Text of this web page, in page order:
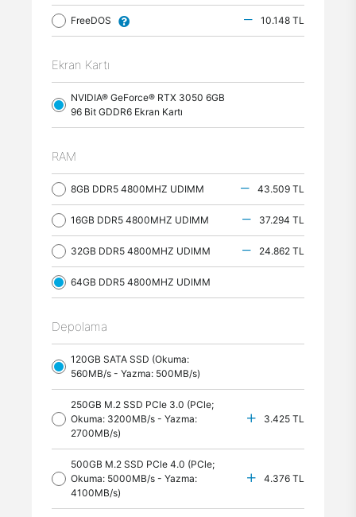
FreeDOS 10.148 TL
Ekran Kartı
NVIDIA® GeForce® RTX 3050 6GB
96 Bit GDDR6 Ekran Kartı
RAM
8GB DDR5 4800MHZ UDIMM 43.509 TL
16GB DDR5 4800MHZ UDIMM 37.294 TL
32GB DDR5 4800MHZ UDIMM 24.862 TL
64GB DDR5 4800MHZ UDIMM
Depolama
120GB SATA SSD (Okuma:
560MB/s - Yazma: 500MB/s)
250GB M.2 SSD PCle 3.0 (PCle;
Okuma: 3200MB/s - Yazma:
2700MB/s)
3.425 TL
500GB M.2 SSD PCle 4.0 (PCle;
Okuma: 5000MB/s - Yazma:
4100MB/s)
4.376 TL